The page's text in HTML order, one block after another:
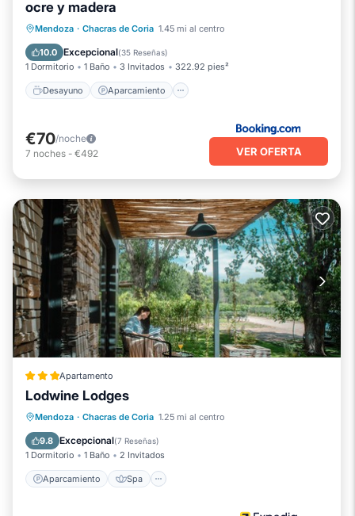
ocre y madera
Mendoza · Chacras de Coria 1.45 mi al centro
10.0 Excepcional(35 Reseñas)
1 Dormitorio 1 Baño 3 Invitados 322.92 pies²
Desayuno Aparcamiento
Desayuno
Aparcamiento
Balcón/Terraza
€70/noche
7 noches - €492 VER OFERTA
Apartamento
Lodwine Lodges
Mendoza · Chacras de Coria 1.25 mi al centro
9.8 Excepcional(7 Reseñas)
1 Dormitorio 1 Baño 2 Invitados
Aparcamiento Spa
Aparcamiento Spa
Balcón/Terraza
Cocina